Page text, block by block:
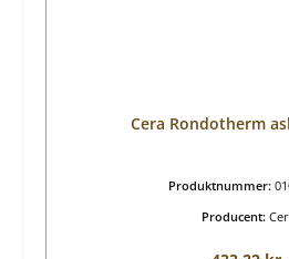
Cera Rondotherm
Produktnummer:
Producent: